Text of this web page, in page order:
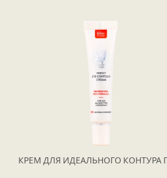
КРЕМ ДЛЯ ИДЕАЛЬНОГО КОНТУРА